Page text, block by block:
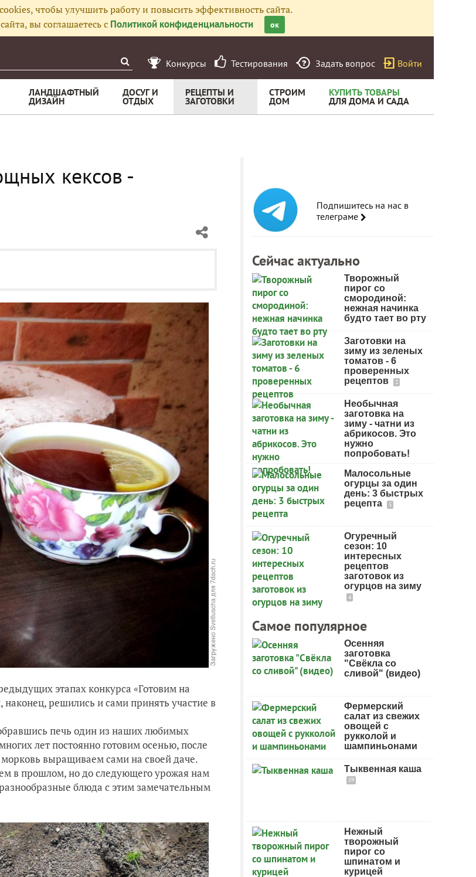
чтобы улучшить работу и повысить эффективность сайта.
вы соглашаетесь с Политикой конфиденциальности ок
Конкурсы Тестирования Задать вопрос Войти
ЛАНДШАФТНЫЙ
ДИЗАЙН
ДОСУГ И
ОТДЫХ
РЕЦЕПТЫ И
ЗАГОТОВКИ
СТРОИМ
ДОМ
КУПИТЬ ТОВАРЫ
ДЛЯ ДОМА И САДА
кексов -
этапах конкурса «Готовим на
решились и сами принять участие в
печь один из наших любимых
лет постоянно готовим осенью, после
выращиваем сами на своей даче.
в прошлом, но до следующего урожая нам
блюда с этим замечательным
Подпишитесь на нас в
телеграме
Сейчас актуально
Творожный
пирог со
смородиной:
нежная начинка
будто тает во рту
Заготовки на
зиму из зеленых
томатов - 6
проверенных
рецептов
2
Необычная
заготовка на
зиму - чатни из
абрикосов. Это
нужно
попробовать!
Малосольные
огурцы за один
день: 3 быстрых
рецепта
5
Огуречный
сезон: 10
интересных
рецептов
заготовок из
огурцов на зиму
4
Самое популярное
Осенняя
заготовка
"Свёкла со
сливой" (видео)
Фермерский
салат из свежих
овощей с
рукколой и
шампиньонами
Тыквенная каша
59
Нежный
творожный
пирог со
шпинатом и
курицей